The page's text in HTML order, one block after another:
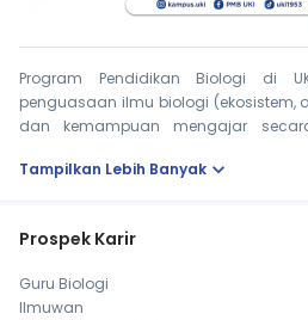
Program Pendidikan Biologi di
penguasaan ilmu biologi (eko­sistem,
dan kemampuan mengajar
modern. Nilai Kristiani mendorong
lingkungan atau peneliti pendidikan
Tampilkan Lebih Banyak expand_more
Prospek Karir
Guru Biologi
Ilmuwan